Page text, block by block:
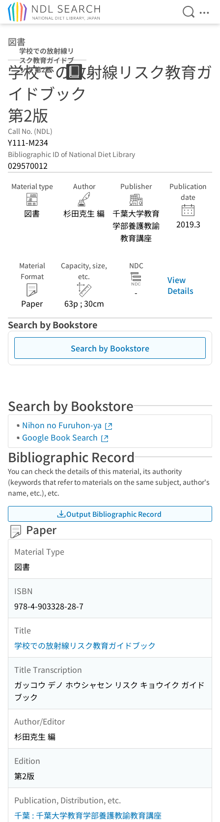
Open
図書
学校での放射線リ
スク教育ガイドブ
ック 第2版
学校での放射線リスク教育ガ
イドブック
第2版
Call No. (NDL)
Y111-M234
Bibliographic ID of National Diet Library
029570012
Material type
図書
Author
杉田克生 編
Publisher
千葉大学教育
学部養護教諭
教育講座
Publication
date
2019.3
Material
Format
Paper
Capacity, size,
etc.
63p ; 30cm
NDC
-
View
Details
Search by Bookstore
Search by Bookstore
Search by Bookstore
Nihon no Furuhon-ya
Google Book Search
Bibliographic Record
You can check the details of this material, its authority
(keywords that refer to materials on the same subject, author's
name, etc.), etc.
Output Bibliographic Record
Paper
Material Type
図書
ISBN
978-4-903328-28-7
Title
学校での放射線リスク教育ガイドブック
Title Transcription
ガッコウ デノ ホウシャセン リスク キョウイク ガイド
ブック
Author/Editor
杉田克生 編
Edition
第2版
Publication, Distribution, etc.
千葉 : 千葉大学教育学部養護教諭教育講座